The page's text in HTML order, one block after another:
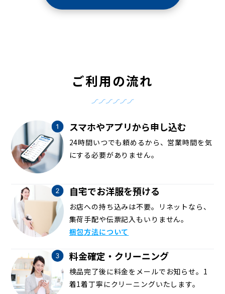
ご利用の流れ
スマホやアプリから申し込む
24時間いつでも頼めるから、営業時間を気
にする必要がありません。
自宅でお洋服を預ける
お店への持ち込みは不要。リネットなら、
集荷手配や伝票記入もいりません。
梱包方法について
料金確定・クリーニング
検品完了後に料金をメールでお知らせ。1
着1着丁寧にクリーニングいたします。